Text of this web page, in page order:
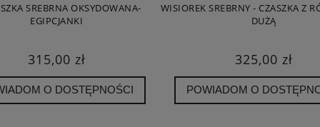
SREBRNA OKSYDOWANA-
EGIPCJANKI
315,00 zł
O DOSTĘPNOŚCI
WISIOREK SREBRNY - CZASZKA Z
DUŻĄ
325,00 zł
POWIADOM O